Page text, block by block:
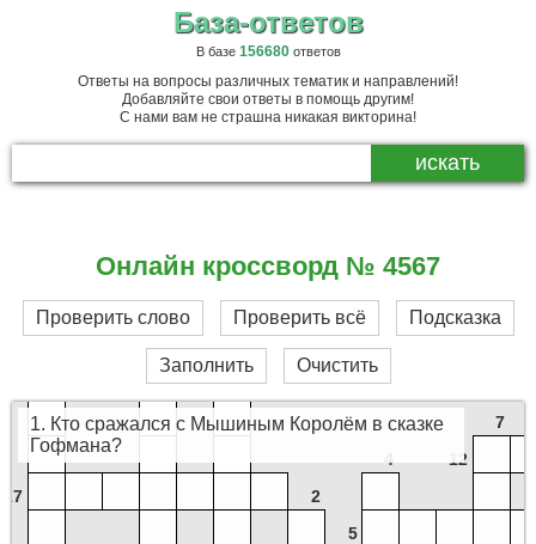
База-ответов
В базе 156680ответов
Ответы на вопросы различных тематик и направлений!
Добавляйте свои ответы в помощь другим!
С нами вам не страшна никакая викторина!
Онлайн кроссворд № 4567
Проверить слово Проверить всё Подсказка
Заполнить Очистить
1. Кто сражался с Мышиным Королём в сказке
Гофмана?
16
28
21
7
4
12
17
2
5